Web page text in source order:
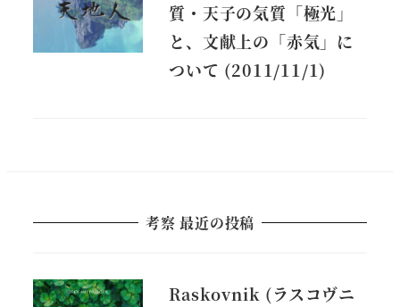
質・天子の気質「極光」
と、文献上の「赤気」に
ついて (2011/11/1)
考察 最近の投稿
Raskovnik (ラスコヴニ